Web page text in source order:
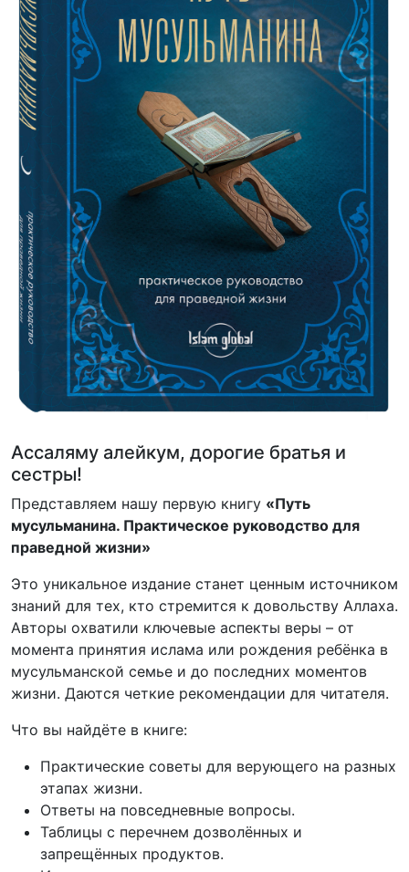
Ассаляму алейкум, дорогие братья и
сестры!
Представляем нашу первую книгу «Путь
мусульманина. Практическое руководство для
праведной жизни»
Это уникальное издание станет ценным источником
знаний для тех, кто стремится к довольству Аллаха.
Авторы охватили ключевые аспекты веры – от
момента принятия ислама или рождения ребёнка в
мусульманской семье и до последних моментов
жизни. Даются четкие рекомендации для читателя.
Что вы найдёте в книге:
Практические советы для верующего на разных
этапах жизни.
Ответы на повседневные вопросы.
Таблицы с перечнем дозволённых и
запрещённых продуктов.